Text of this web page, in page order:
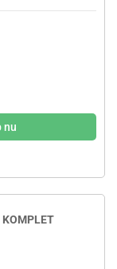
nu
KOMPLET